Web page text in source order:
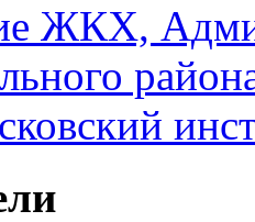
ЖКХ,